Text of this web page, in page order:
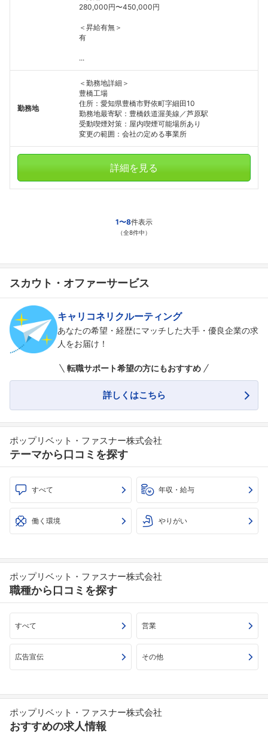
280,000円〜450,000円
＜昇給有無＞
有
...
勤務地
＜勤務地詳細＞
豊橋工場
住所：愛知県豊橋市野依町字細田10
勤務地最寄駅：豊橋鉄道渥美線／芦原駅
受動喫煙対策：屋内喫煙可能場所あり
変更の範囲：会社の定める事業所
詳細を見る
1〜8件表示
（全8件中）
スカウト・オファーサービス
キャリコネリクルーティング
あなたの希望・経歴にマッチした大手・優良企業の求
人をお届け！
転職サポート希望の方にもおすすめ
詳しくはこちら
ポップリベット・ファスナー株式会社
テーマから口コミを探す
すべて 年収・給与
働く環境 やりがい
ポップリベット・ファスナー株式会社
職種から口コミを探す
すべて 営業
広告宣伝 その他
ポップリベット・ファスナー株式会社
おすすめの求人情報